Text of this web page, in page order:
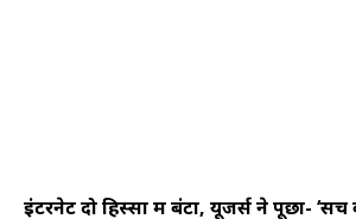
इंटरनेट दो हिस्सों में बंटा, यूजर्स ने पूछा- ‘सच